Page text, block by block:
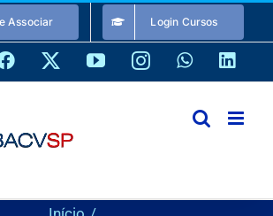
Associar Login Cursos
Facebook YouTubeInstagramWhatsApp